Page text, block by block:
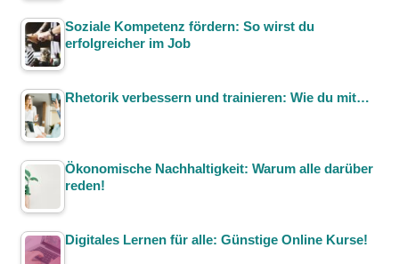
Soziale Kompetenz fördern: So wirst du
erfolgreicher im Job
Rhetorik verbessern und trainieren: Wie du mit…
Ökonomische Nachhaltigkeit: Warum alle darüber
reden!
Digitales Lernen für alle: Günstige Online Kurse!